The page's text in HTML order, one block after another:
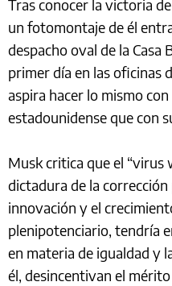
Tras conocer la victoria
un fotomontaje de él
despacho oval de la Casa
primer día en las oficinas
aspira hacer lo mismo
estadounidense que con
Musk critica que el “virus
dictadura de la
innovación y el
plenipotenciario, tendría
en materia de igualdad y
él, desincentivan el